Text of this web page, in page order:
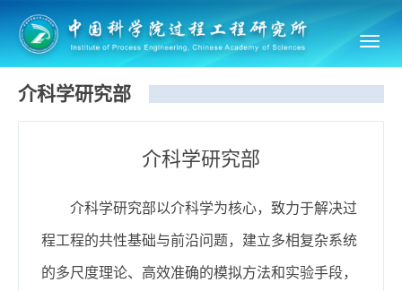
介科学研究部
介科学研究部
介科学研究部以介科学为核心，致力于解决过
程工程的共性基础与前沿问题，建立多相复杂系统
的多尺度理论、高效准确的模拟方法和实验手段，